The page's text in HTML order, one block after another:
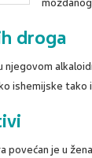
droga
ishemijske tako
povećan je u